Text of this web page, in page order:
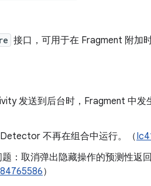
接口，可用于在 Fragment 附加
发送到后台时，Fragment 中发
不再在组合中运行。（
：取消弹出隐藏操作的预测性返
）